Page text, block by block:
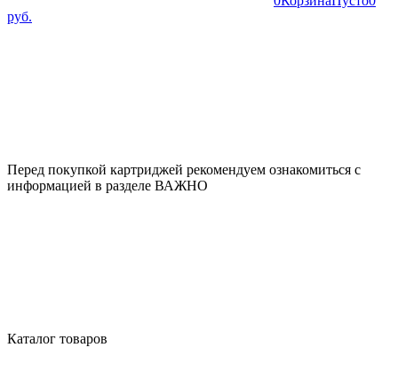
руб.
Перед покупкой картриджей рекомендуем ознакомиться с
информацией в разделе ВАЖНО
Каталог товаров